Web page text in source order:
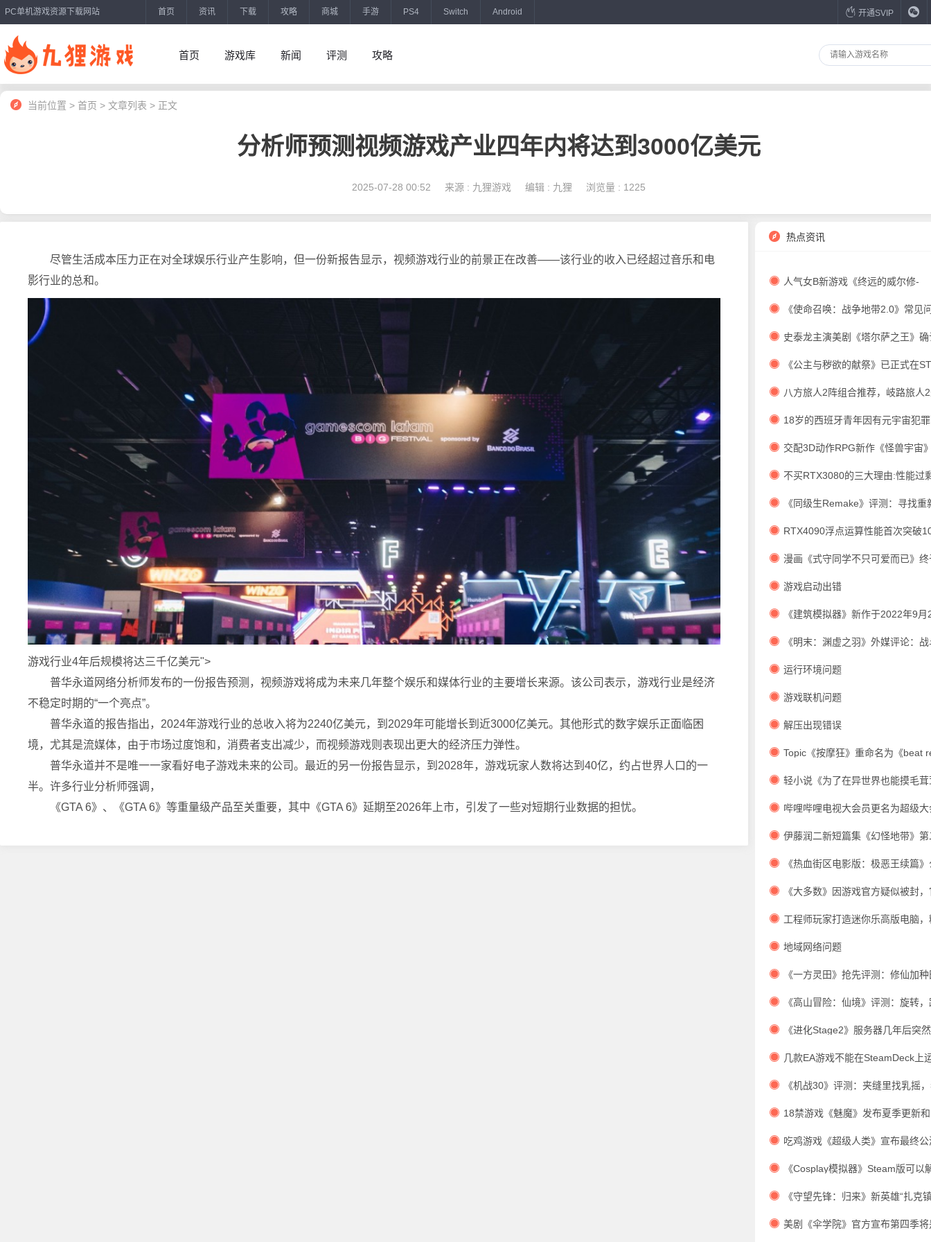
PC单机游戏资源下载网站 首页 资讯 下载 攻略 商城 手游 PS4 Switch Android 开通SVIP
首页 游戏库 新闻 评测 攻略
当前位置 > 首页 > 文章列表 > 正文
分析师预测视频游戏产业四年内将达到3000亿美元
2025-07-28 00:52 来源 : 九狸游戏 编辑 : 九狸 浏览量 : 1225
尽管生活成本压力正在对全球娱乐行业产生影响，但一份新报告显示，视频游戏行业的前景正在改善——该行业的收入已经超过音乐和电
影行业的总和。
游戏行业4年后规模将达三千亿美元">
普华永道网络分析师发布的一份报告预测，视频游戏将成为未来几年整个娱乐和媒体行业的主要增长来源。该公司表示， 游戏行业是经济
不稳定时期的“一个亮点”。
普华永道的报告指出，2024年游戏行业的总收入将为2240亿美元，到2029年可能增长到近3000亿美元。其他形式的数字娱乐正面临困
境，尤其是流媒体，由于市场过度饱和，消费者支出减少，而视频游戏则表现出更大的经济压力弹性。
普华永道并不是唯一一家看好电子游戏未来的公司。最近的另一份报告显示，到2028年， 游戏玩家人数将达到40亿，约占世界人口的一
半。许多行业分析师强调，
《GTA 6》、《GTA 6》等重量级产品至关重要，其中《GTA 6》延期至2026年上市，引发了一些对短期行业数据的担忧。
热点资讯
人气女B新游戏《终远的威尔修-
《使命召唤：战争地带2.0》常见
史泰龙主演美剧《塔尔萨之王》
《公主与秽欲的献祭》已正式在
八方旅人2阵组合推荐，岐路旅人
18岁的西班牙青年因有元宇宙犯
交配3D动作RPG新作《怪兽宇宙
不买RTX3080的三大理由:性能过
《同级生Remake》评测：寻找
RTX4090浮点运算性能首次突破
漫画《式守同学不只可爱而已》
游戏启动出错
《建筑模拟器》新作于2022年9
《明末：渊虚之羽》外媒评论：
运行环境问题
游戏联机问题
解压出现错误
Topic《按摩狂》重命名为《beat
轻小说《为了在异世界也能摸毛
哔哩哔哩电视大会员更名为超级
伊藤润二新短篇集《幻怪地带》
《热血街区电影版：极恶王续篇
《大多数》因游戏官方疑似被封
工程师玩家打造迷你乐高版电脑
地域网络问题
《一方灵田》抢先评测：修仙加
《高山冒险：仙境》评测：旋转
《进化Stage2》服务器几年后突
几款EA游戏不能在SteamDeck上
《机战30》评测：夹缝里找乳摇
18禁游戏《魅魔》发布夏季更新
吃鸡游戏《超级人类》宣布最终
《Cosplay模拟器》Steam版可以
《守望先锋：归来》新英雄“扎克
美剧《伞学院》官方宣布第四季